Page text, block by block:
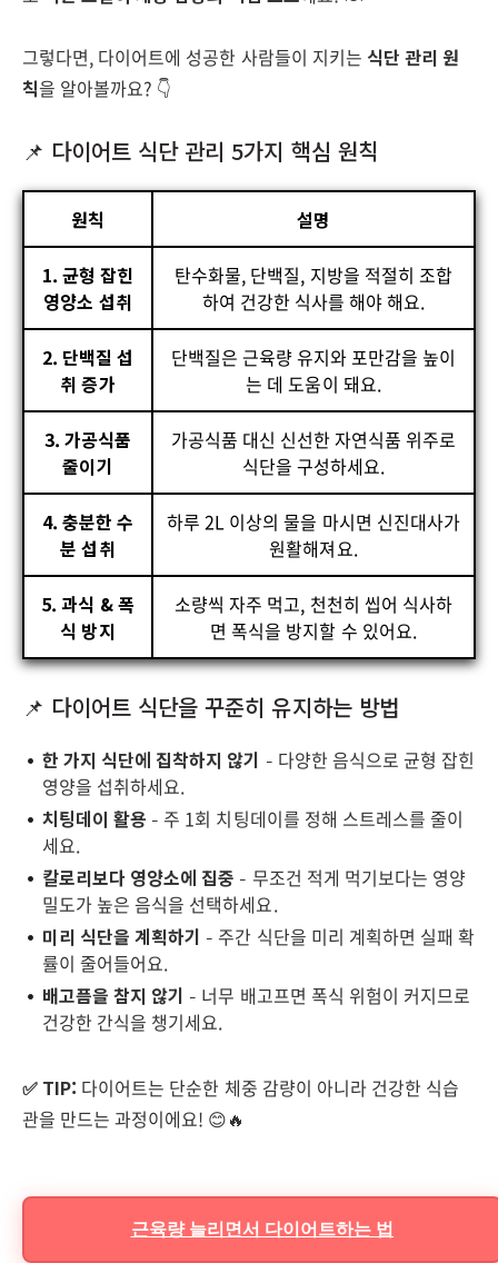
그렇다면, 다이어트에 성공한 사람들이 지키는 식단 관리 원
칙을 알아볼까요? 👇
📌 다이어트 식단 관리 5가지 핵심 원칙
원칙 설명
1. 균형 잡힌
영양소 섭취
탄수화물, 단백질, 지방을 적절히 조합
하여 건강한 식사를 해야 해요.
2. 단백질 섭
취 증가
단백질은 근육량 유지와 포만감을 높이
는 데 도움이 돼요.
3. 가공식품
줄이기
가공식품 대신 신선한 자연식품 위주로
식단을 구성하세요.
4. 충분한 수
분 섭취
하루 2L 이상의 물을 마시면 신진대사가
원활해져요.
5. 과식 & 폭
식 방지
소량씩 자주 먹고, 천천히 씹어 식사하
면 폭식을 방지할 수 있어요.
📌 다이어트 식단을 꾸준히 유지하는 방법
한 가지 식단에 집착하지 않기 – 다양한 음식으로 균형 잡힌
영양을 섭취하세요.
치팅데이 활용 – 주 1회 치팅데이를 정해 스트레스를 줄이
세요.
칼로리보다 영양소에 집중 – 무조건 적게 먹기보다는 영양
밀도가 높은 음식을 선택하세요.
미리 식단을 계획하기 – 주간 식단을 미리 계획하면 실패 확
률이 줄어들어요.
배고픔을 참지 않기 – 너무 배고프면 폭식 위험이 커지므로
건강한 간식을 챙기세요.
✅ TIP: 다이어트는 단순한 체중 감량이 아니라 건강한 식습
관을 만드는 과정이에요! 😊🔥
근육량 늘리면서 다이어트하는 법